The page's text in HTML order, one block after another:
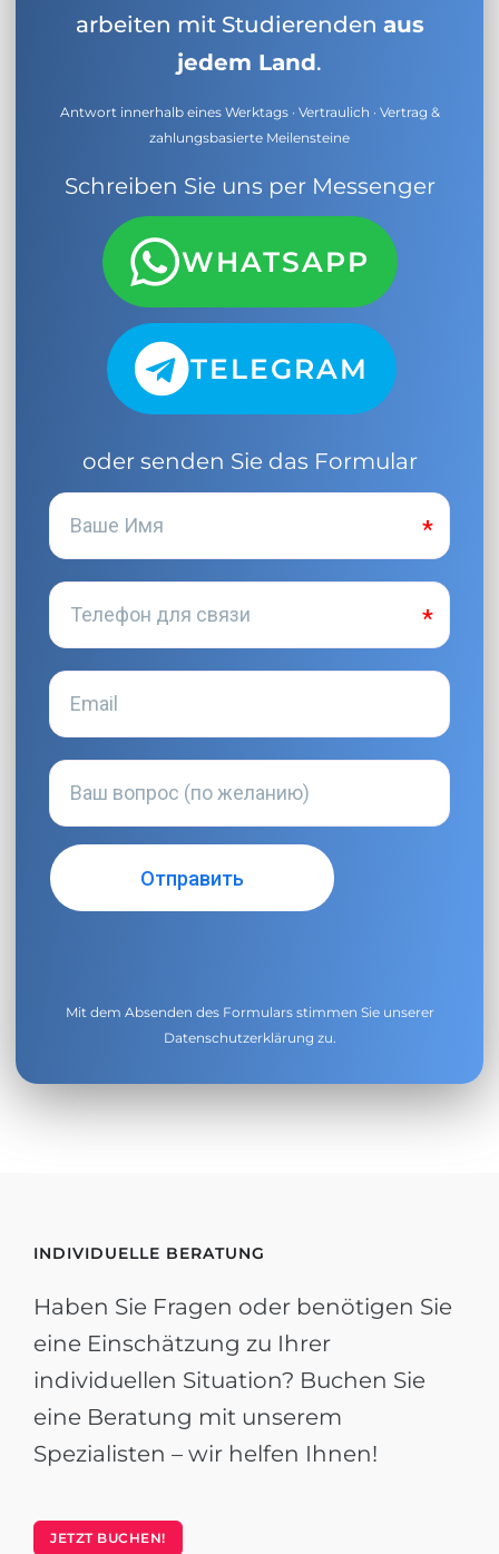
arbeiten mit Studierenden aus
jedem Land.
Antwort innerhalb eines Werktags · Vertraulich · Vertrag &
zahlungsbasierte Meilensteine
Schreiben Sie uns per Messenger
WHATSAPP
TELEGRAM
oder senden Sie das Formular
Mit dem Absenden des Formulars stimmen Sie unserer
Datenschutzerklärung zu.
INDIVIDUELLE BERATUNG
Haben Sie Fragen oder benötigen Sie
eine Einschätzung zu Ihrer
individuellen Situation? Buchen Sie
eine Beratung mit unserem
Spezialisten – wir helfen Ihnen!
JETZT BUCHEN!